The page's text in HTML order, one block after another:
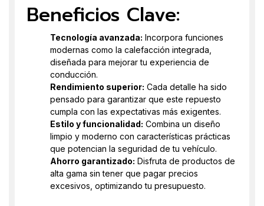
Beneficios Clave:
Tecnología avanzada: Incorpora funciones
modernas como la calefacción integrada,
diseñada para mejorar tu experiencia de
conducción.
Rendimiento superior: Cada detalle ha sido
pensado para garantizar que este repuesto
cumpla con las expectativas más exigentes.
Estilo y funcionalidad: Combina un diseño
limpio y moderno con características prácticas
que potencian la seguridad de tu vehículo.
Ahorro garantizado: Disfruta de productos de
alta gama sin tener que pagar precios
excesivos, optimizando tu presupuesto.